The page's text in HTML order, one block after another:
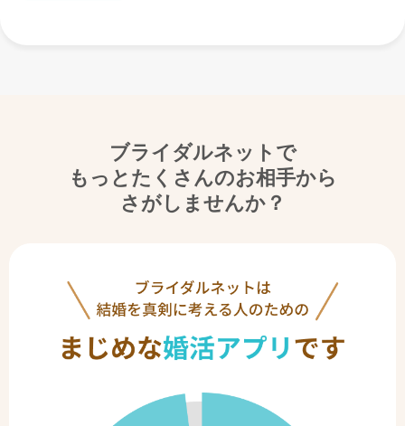
ブライダルネットで
もっとたくさんのお相手から
さがしませんか？